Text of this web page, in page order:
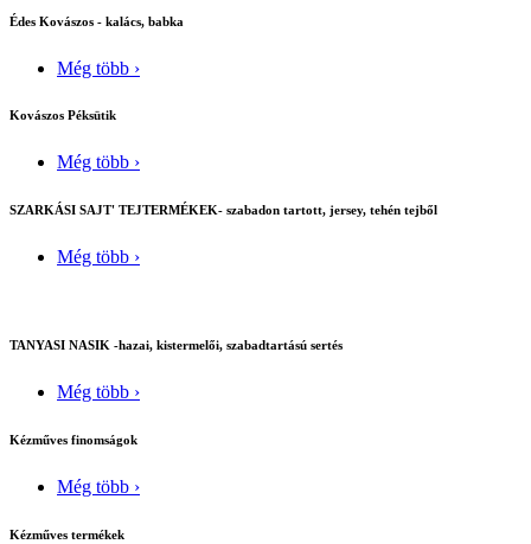
Édes Kovászos - kalács, babka
Még több ›
Kovászos Péksütik
Még több ›
SZARKÁSI SAJT' TEJTERMÉKEK- szabadon tartott, jersey, tehén tejből
Még több ›
TANYASI NASIK -hazai, kistermelői, szabadtartású sertés
Még több ›
Kézműves finomságok
Még több ›
Kézműves termékek